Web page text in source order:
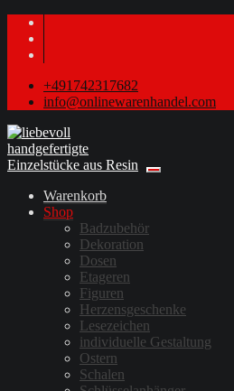
+491742317682
info@onlinewarenhandel.com
Warenkorb
Shop
Badzubehör
Dekoration
Dosen
Etageren
Figuren
Herzensgeschenke
Lesezeichen
individuelle Gestaltung
Ostern
Schalen